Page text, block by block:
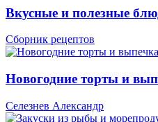
Вкусные и полезные
Сборник рецептов
Новогодние торты и
Селезнев Александр